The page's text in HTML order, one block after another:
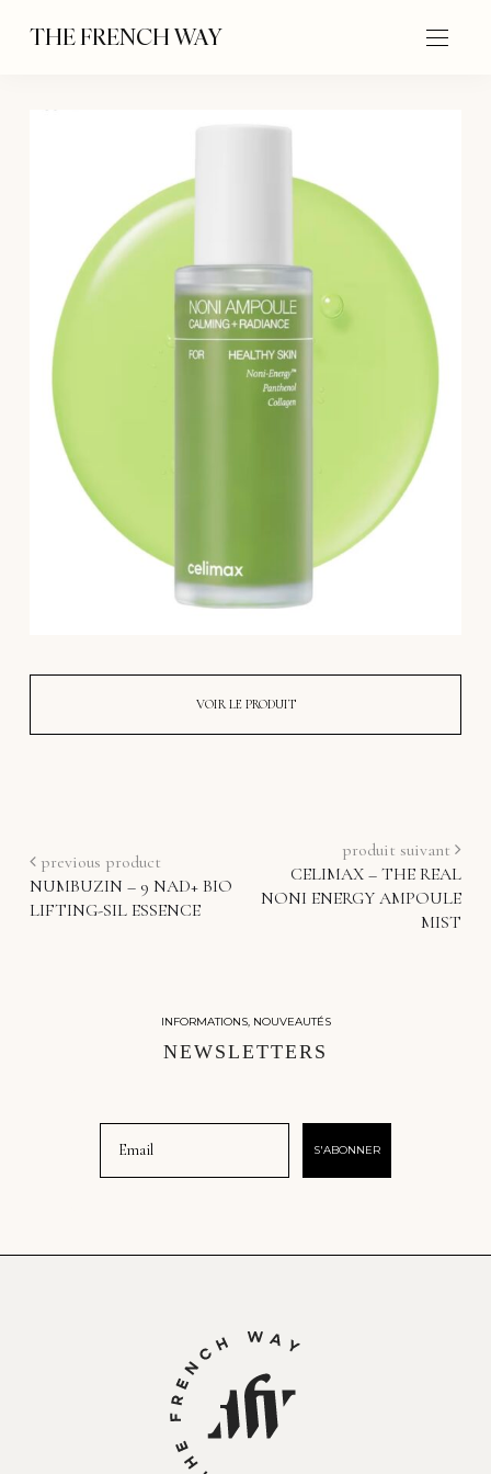
THE FRENCH WAY
VOIR LE PRODUIT
previous product
NUMBUZIN – 9 NAD+ BIO
LIFTING-SIL ESSENCE
produit suivant
CELIMAX – THE REAL
NONI ENERGY AMPOULE
MIST
INFORMATIONS, NOUVEAUTÉS
NEWSLETTERS
S'ABONNER